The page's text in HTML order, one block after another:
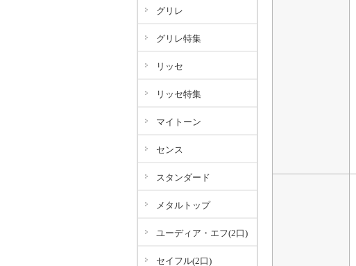
グリレ
グリレ特集
リッセ
リッセ特集
マイトーン
センス
スタンダード
メタルトップ
ユーディア・エフ(2口)
セイフル(2口)